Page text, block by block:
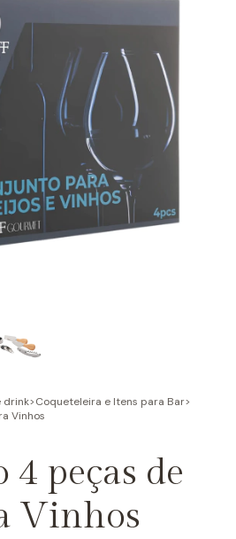
drink>Coqueteleira e Itens para Bar>
Vinhos
peças de
Vinhos